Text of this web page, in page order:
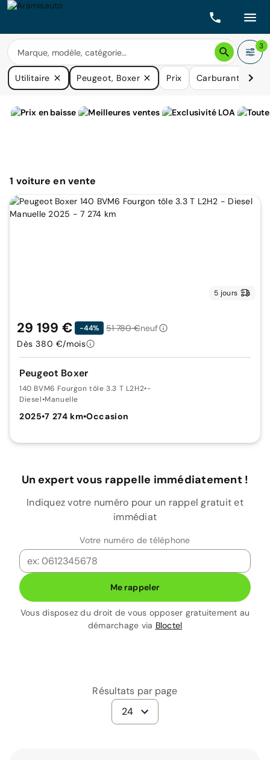
3
Utilitaire Peugeot, Boxer Prix Carburants
1 voitureen vente
5 jours
Peugeot Boxer
140 BVM6 Fourgon tôle 3.3 T L2H2•-
Diesel•Manuelle
2025•7 274 km•Occasion
29 199 € -44% 51 780 €neuf
Dès 380 €/mois
Un expert vous rappelle immédiatement !
Indiquez votre numéro pour un rappel gratuit et
immédiat
Votre numéro de téléphone
Me rappeler
Vous disposez du droit de vous opposer gratuitement au
démarchage via Bloctel
Résultats par page
24